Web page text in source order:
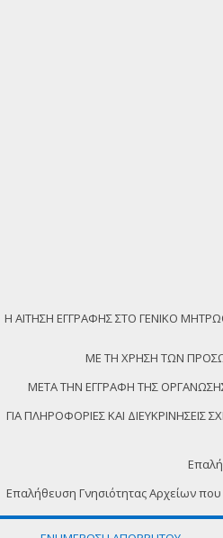
Η ΑΙΤΗΣΗ ΕΓΓΡΑΦΗΣ ΣΤΟ ΓΕΝΙΚΟ
ΜΕ ΤΗ ΧΡΗΣΗ ΤΩΝ
ΜΕΤΑ ΤΗΝ ΕΓΓΡΑΦΗ ΤΗΣ
ΓΙΑ ΠΛΗΡΟΦΟΡΙΕΣ ΚΑΙ
Επαλήθευση Γνησιότητας Αρχείων